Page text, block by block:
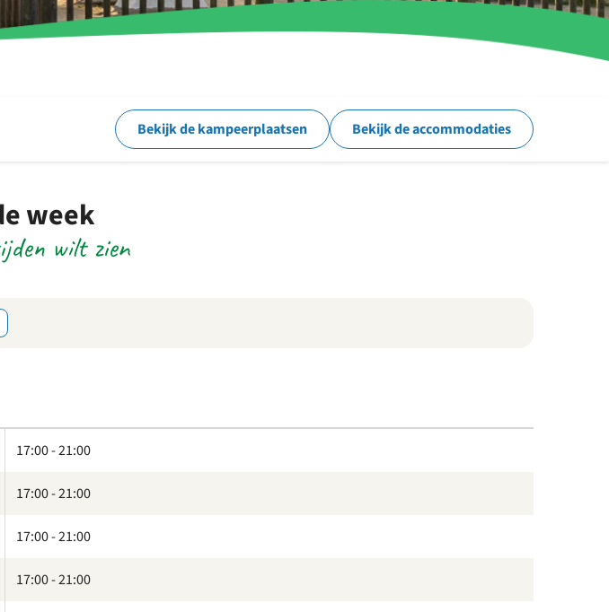
Bekijk de kampeerplaatsen Bekijk de accommodaties
week
wilt zien
17:00 - 21:00
17:00 - 21:00
17:00 - 21:00
17:00 - 21:00